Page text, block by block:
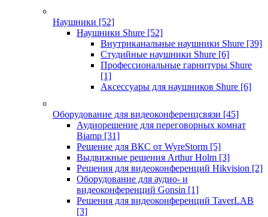
Наушники [52]
Наушники Shure [52]
Внутриканальные наушники Shure [39]
Студийные наушники Shure [6]
Профессиональные гарнитуры Shure
[1]
Аксессуары для наушников Shure [6]
Оборудование для видеоконференцсвязи [45]
Аудиорешение для переговорных комнат
Biamp [31]
Решение для ВКС от WyreStorm [5]
Выдвижные решения Arthur Holm [3]
Решения для видеоконференций Hikvision [2]
Оборудование для аудио- и
видеоконференций Gonsin [1]
Решения для видеоконференций TaverLAB
[3]